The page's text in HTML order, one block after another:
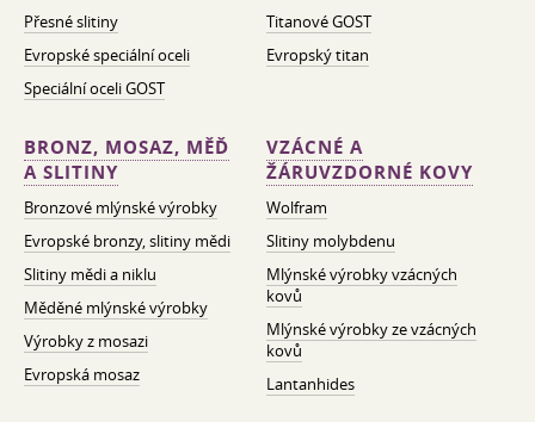
Přesné slitiny
Evropské speciální oceli
Speciální oceli GOST
Titanové GOST
Evropský titan
BRONZ, MOSAZ, MĚĎ
A SLITINY
Bronzové mlýnské výrobky
Evropské bronzy, slitiny mědi
Slitiny mědi a niklu
Měděné mlýnské výrobky
Výrobky z mosazi
Evropská mosaz
VZÁCNÉ A
ŽÁRUVZDORNÉ KOVY
Wolfram
Slitiny molybdenu
Mlýnské výrobky vzácných
kovů
Mlýnské výrobky ze vzácných
kovů
Lantanhides